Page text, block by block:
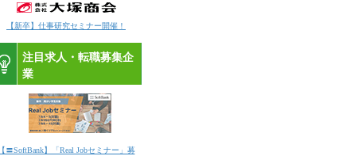
【新卒】仕事研究セミナー開催！
注目求人・転職募集企
業
【〓SoftBank】「Real Jobセミナー」募